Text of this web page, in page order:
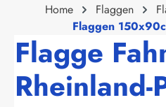
Home Flaggen
Flaggen
Flagge
Rheinland-